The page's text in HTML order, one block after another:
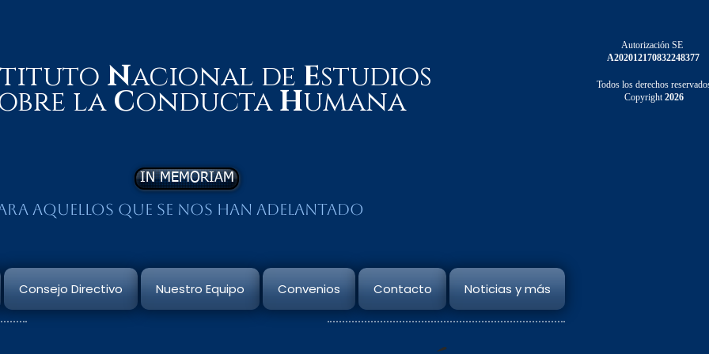
Autorización SE
A202012170832248377
Nacional de Estudios
la Conducta Humana
Todos los derechos
Copyright2026
IN MEMORIAM
aquellos que se nos han adelantado
Consejo Directivo Nuestro Equipo Convenios Contacto Noticias y más